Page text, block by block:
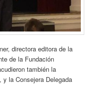
directora editora de la
de la Fundación
también la
y la Consejera Delegada